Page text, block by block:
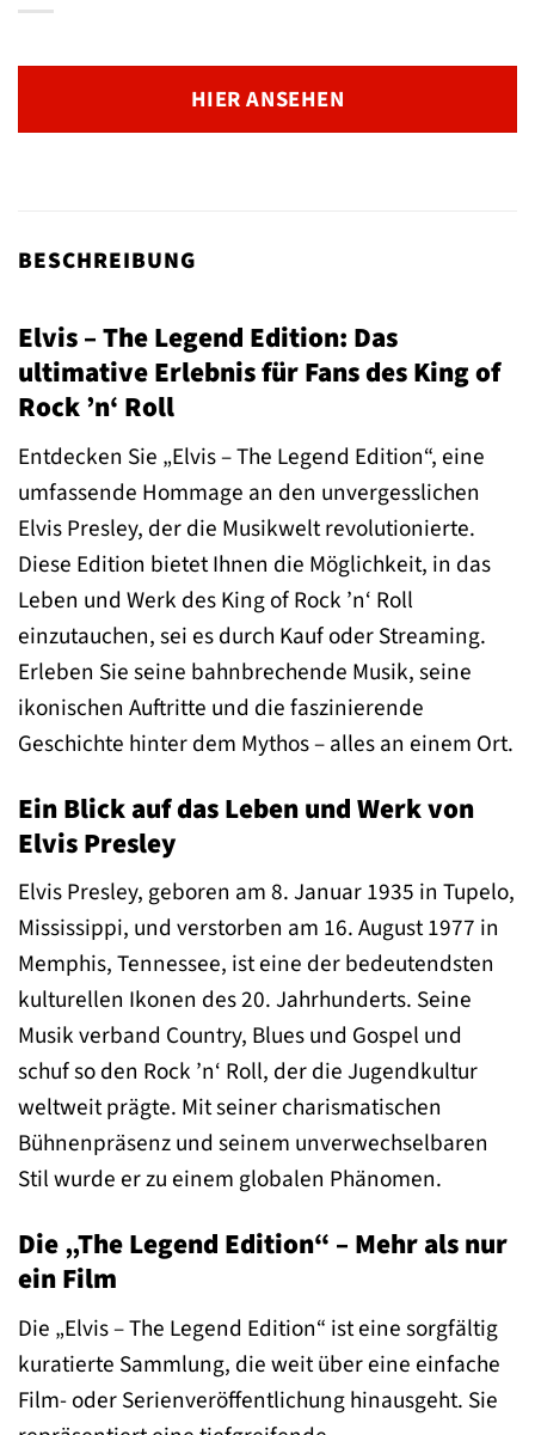
HIER ANSEHEN
BESCHREIBUNG
Elvis – The Legend Edition: Das
ultimative Erlebnis für Fans des King of
Rock ’n‘ Roll
Entdecken Sie „Elvis – The Legend Edition“, eine
umfassende Hommage an den unvergesslichen
Elvis Presley, der die Musikwelt revolutionierte.
Diese Edition bietet Ihnen die Möglichkeit, in das
Leben und Werk des King of Rock ’n‘ Roll
einzutauchen, sei es durch Kauf oder Streaming.
Erleben Sie seine bahnbrechende Musik, seine
ikonischen Auftritte und die faszinierende
Geschichte hinter dem Mythos – alles an einem Ort.
Ein Blick auf das Leben und Werk von
Elvis Presley
Elvis Presley, geboren am 8. Januar 1935 in Tupelo,
Mississippi, und verstorben am 16. August 1977 in
Memphis, Tennessee, ist eine der bedeutendsten
kulturellen Ikonen des 20. Jahrhunderts. Seine
Musik verband Country, Blues und Gospel und
schuf so den Rock ’n‘ Roll, der die Jugendkultur
weltweit prägte. Mit seiner charismatischen
Bühnenpräsenz und seinem unverwechselbaren
Stil wurde er zu einem globalen Phänomen.
Die „The Legend Edition“ – Mehr als nur
ein Film
Die „Elvis – The Legend Edition“ ist eine sorgfältig
kuratierte Sammlung, die weit über eine einfache
Film- oder Serienveröffentlichung hinausgeht. Sie